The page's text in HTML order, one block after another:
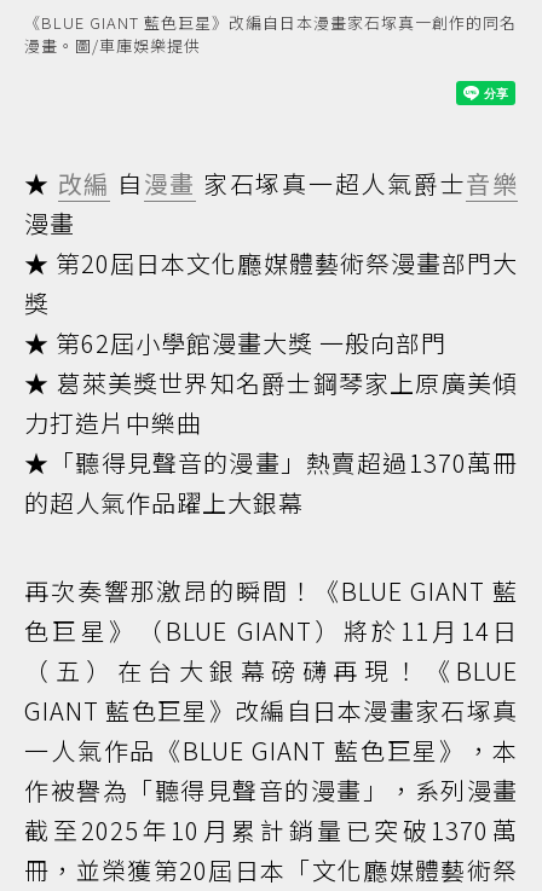
《BLUE GIANT 藍色巨星》改編自日本漫畫家石塚真一創作的同名
漫畫。圖/車庫娛樂提供
★ 改編 自漫畫 家石塚真一超人氣爵士音樂
漫畫
★ 第20屆日本文化廳媒體藝術祭漫畫部門大
獎
★ 第62屆小學館漫畫大獎 一般向部門
★ 葛萊美獎世界知名爵士鋼琴家上原廣美傾
力打造片中樂曲
★「聽得見聲音的漫畫」熱賣超過1370萬冊
的超人氣作品躍上大銀幕
再次奏響那激昂的瞬間！《BLUE GIANT 藍
色巨星》（BLUE GIANT）將於11月14日
（五）在台大銀幕磅礴再現！《BLUE
GIANT 藍色巨星》改編自日本漫畫家石塚真
一人氣作品《BLUE GIANT 藍色巨星》，本
作被譽為「聽得見聲音的漫畫」，系列漫畫
截至2025年10月累計銷量已突破1370萬
冊，並榮獲第20屆日本「文化廳媒體藝術祭